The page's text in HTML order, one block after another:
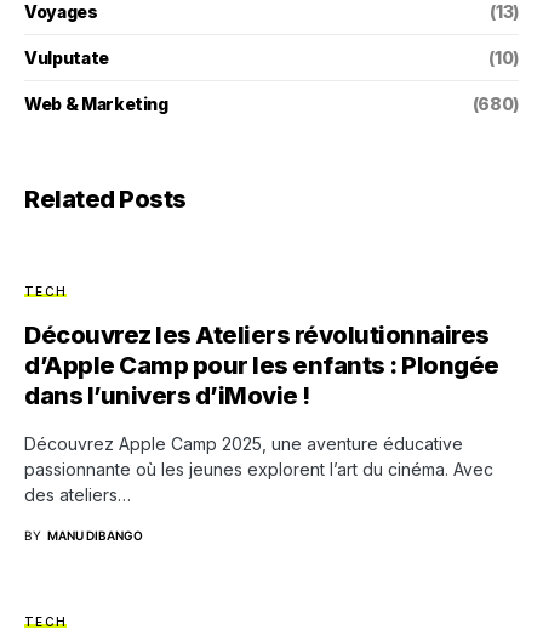
Voyages (13)
Vulputate (10)
Web & Marketing (680)
Related Posts
TECH
Découvrez les Ateliers révolutionnaires
d’Apple Camp pour les enfants : Plongée
dans l’univers d’iMovie !
Découvrez Apple Camp 2025, une aventure éducative
passionnante où les jeunes explorent l’art du cinéma. Avec
des ateliers…
BY MANU DIBANGO
TECH